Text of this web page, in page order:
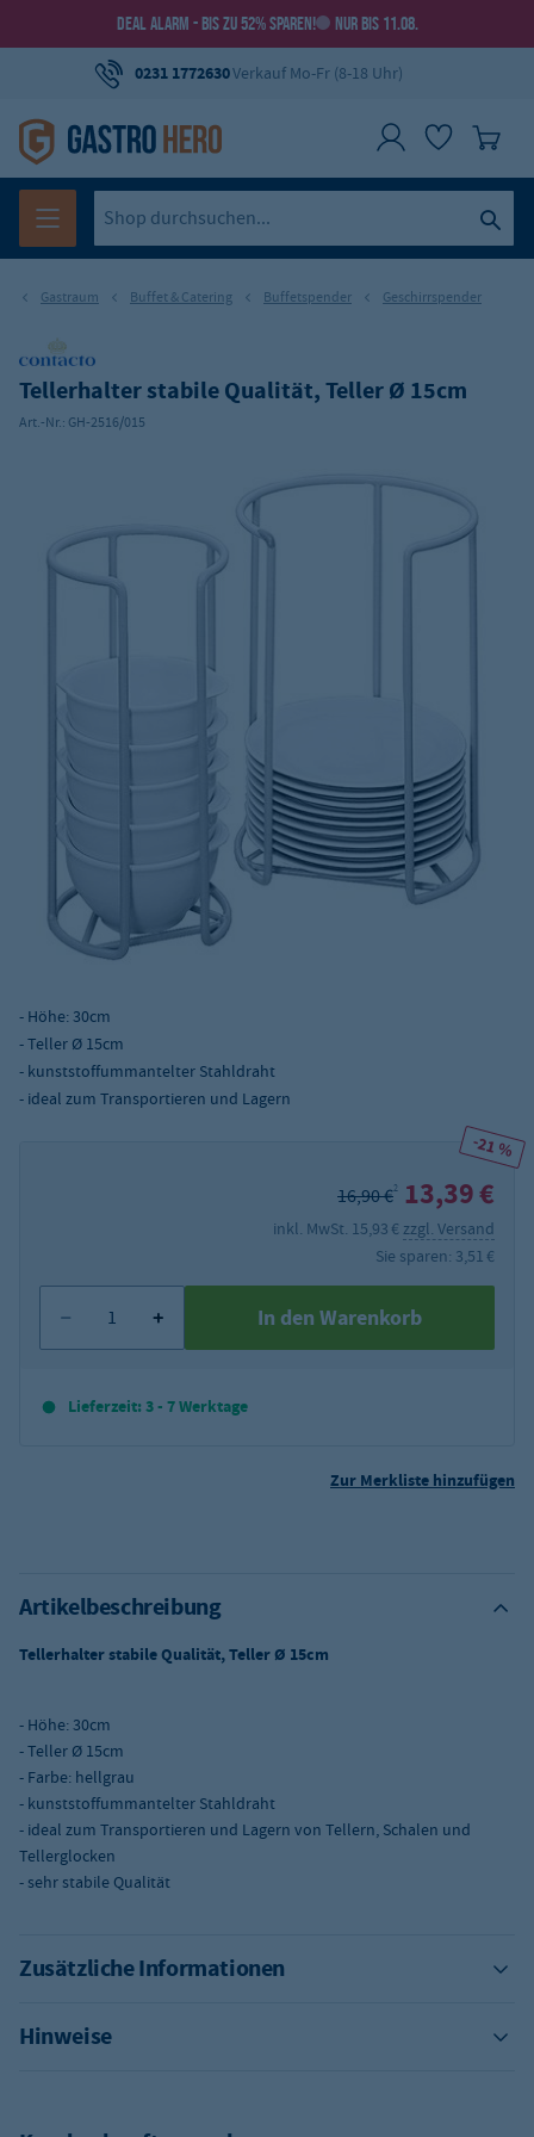
DEAL ALARM - BIS ZU 52% SPAREN! NUR BIS 11.08.
0231 1772630Verkauf Mo-Fr (8-18 Uhr)
Gastraum Buffet & Catering Buffetspender Geschirrspender
Tellerhalter stabile Qualität, Teller Ø 15cm
Art.-Nr.: GH-2516/015
- Höhe: 30cm
- Teller Ø 15cm
- kunststoffummantelter Stahldraht
- ideal zum Transportieren und Lagern
-21 %
16,90 €2 13,39 €
inkl. MwSt. 15,93 € zzgl. Versand
Sie sparen: 3,51 €
In den Warenkorb
Lieferzeit: 3 - 7 Werktage
Zur Merkliste hinzufügen
Artikelbeschreibung
Tellerhalter stabile Qualität, Teller Ø 15cm
- Höhe: 30cm
- Teller Ø 15cm
- Farbe: hellgrau
- kunststoffummantelter Stahldraht
- ideal zum Transportieren und Lagern von Tellern, Schalen und
Tellerglocken
- sehr stabile Qualität
Zusätzliche Informationen
Hinweise